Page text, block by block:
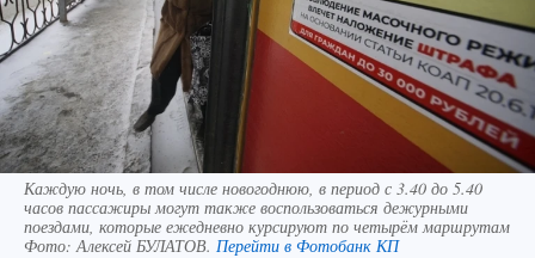
Каждую ночь, в том числе новогоднюю, в период с 3.40 до 5.40
часов пассажиры могут также воспользоваться дежурными
поездами, которые ежедневно курсируют по четырём маршрутам
Фото: Алексей БУЛАТОВ. Перейти в Фотобанк КП